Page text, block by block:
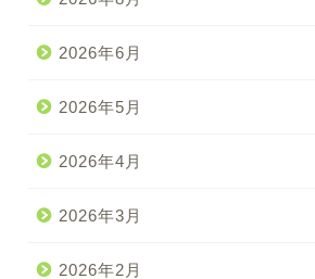
2026年6月
2026年5月
2026年4月
2026年3月
2026年2月